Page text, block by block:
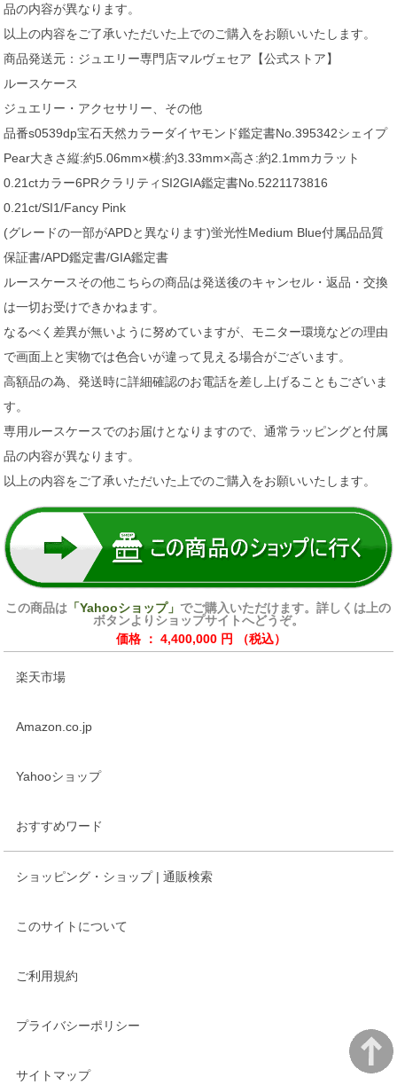
品の内容が異なります。
以上の内容をご了承いただいた上でのご購入をお願いいたします。
商品発送元：ジュエリー専門店マルヴェセア【公式ストア】
ルースケース
ジュエリー・アクセサリー、その他
品番s0539dp宝石天然カラーダイヤモンド鑑定書No.395342シェイプ
Pear大きさ縦:約5.06mm×横:約3.33mm×高さ:約2.1mmカラット
0.21ctカラー6PRクラリティSI2GIA鑑定書No.5221173816
0.21ct/SI1/Fancy Pink
(グレードの一部がAPDと異なります)蛍光性Medium Blue付属品品質
保証書/APD鑑定書/GIA鑑定書
ルースケースその他こちらの商品は発送後のキャンセル・返品・交換
は一切お受けできかねます。
なるべく差異が無いように努めていますが、モニター環境などの理由
で画面上と実物では色合いが違って見える場合がございます。
高額品の為、発送時に詳細確認のお電話を差し上げることもございま
す。
専用ルースケースでのお届けとなりますので、通常ラッピングと付属
品の内容が異なります。
以上の内容をご了承いただいた上でのご購入をお願いいたします。
この商品は 「Yahooショップ」でご購入いただけます。詳しくは上の
ボタンよりショップサイトへどうぞ。
価格 ： 4,400,000 円 （税込）
楽天市場
Amazon.co.jp
Yahooショップ
おすすめワード
ショッピング・ショップ | 通販検索
このサイトについて
ご利用規約
プライバシーポリシー
サイトマップ